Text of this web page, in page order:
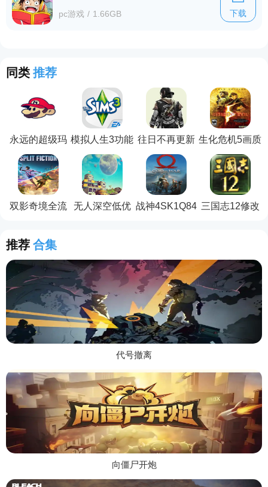
pc游戏 / 1.66GB 下载
同类 推荐
永远的超级玛
丽电脑版
模拟人生3功能
性补丁
往日不再更新
补丁
生化危机5画质
增强补丁
双影奇境全流
无人深空低优 战神4SK1Q84 三国志12修改
推荐 合集
代号撤离
向僵尸开炮